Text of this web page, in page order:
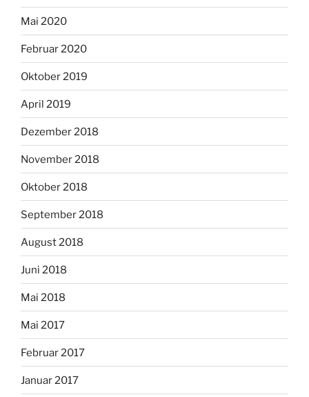
Mai 2020
Februar 2020
Oktober 2019
April 2019
Dezember 2018
November 2018
Oktober 2018
September 2018
August 2018
Juni 2018
Mai 2018
Mai 2017
Februar 2017
Januar 2017